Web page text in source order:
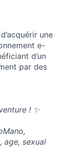
une
e-
d’un
par des
! ✨
age, sexual